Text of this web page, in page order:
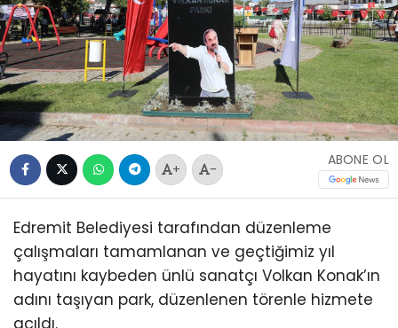
+ -
ABONE OL
Edremit Belediyesi tarafından düzenleme
çalışmaları tamamlanan ve geçtiğimiz yıl
hayatını kaybeden ünlü sanatçı Volkan Konak’ın
adını taşıyan park, düzenlenen törenle hizmete